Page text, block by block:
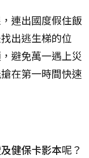
連出國度假住飯
出逃生梯的位
避免萬一遇上災
在第一時間快速
健保卡影本呢？